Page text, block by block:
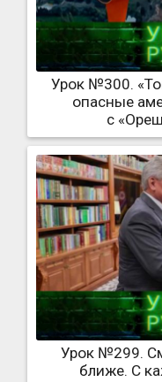
Урок №300.
опасные
с
Урок №299.
ближе. С